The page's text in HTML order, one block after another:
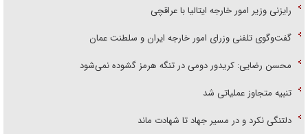
رایزنی وزیر امور خارجه ایتالیا با عراقچی
گفت‌وگوی تلفنی وزرای امور خارجه ایران و سلطنت عمان
محسن رضایی: کریدور دومی در تنگه هرمز گشوده نمی‌شود
تنبیه متجاوز عملیاتی شد
دلتنگی نکرد و در مسیر جهاد تا شهادت ماند